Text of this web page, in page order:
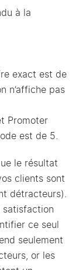
à la
exact est de
n’affiche pas
Promoter
est de 5.
le résultat
clients sont
détracteurs).
satisfaction
ce seul
seulement
or les